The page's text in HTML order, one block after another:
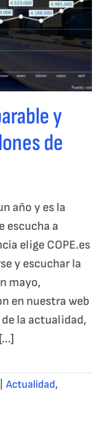
y
de
año y es la
escucha a
elige COPE.es
y escuchar la
mayo,
en nuestra web
la actualidad,
Actualidad,